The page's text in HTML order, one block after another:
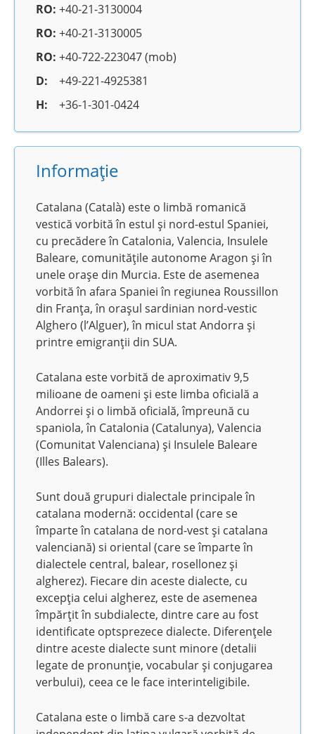
RO: +40-21-3130004
RO: +40-21-3130005
RO: +40-722-223047 (mob)
D: +49-221-4925381
H: +36-1-301-0424
Informație
Catalana (Català) este o limbă romanică
vestică vorbită în estul și nord-estul Spaniei,
cu precădere în Catalonia, Valencia, Insulele
Baleare, comunitățile autonome Aragon și în
unele orașe din Murcia. Este de asemenea
vorbită în afara Spaniei în regiunea Roussillon
din Franța, în orașul sardinian nord-vestic
Alghero (l’Alguer), în micul stat Andorra și
printre emigranții din SUA.
Catalana este vorbită de aproximativ 9,5
milioane de oameni și este limba oficială a
Andorrei și o limbă oficială, împreună cu
spaniola, în Catalonia (Catalunya), Valencia
(Comunitat Valenciana) și Insulele Baleare
(Illes Balears).
Sunt două grupuri dialectale principale în
catalana modernă: occidental (care se
împarte în catalana de nord-vest și catalana
valenciană) si oriental (care se împarte în
dialectele central, balear, rosellonez și
algherez). Fiecare din aceste dialecte, cu
excepția celui algherez, este de asemenea
împărțit în subdialecte, dintre care au fost
identificate optsprezece dialecte. Diferențele
dintre aceste dialecte sunt minore (detalii
legate de pronunție, vocabular și conjugarea
verbului), ceea ce le face interinteligibile.
Catalana este o limbă care s-a dezvoltat